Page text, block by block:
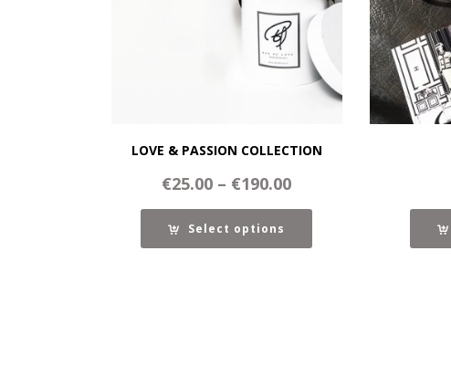
LOVE & PASSION COLLECTION
€25.00 – €190.00
Select options